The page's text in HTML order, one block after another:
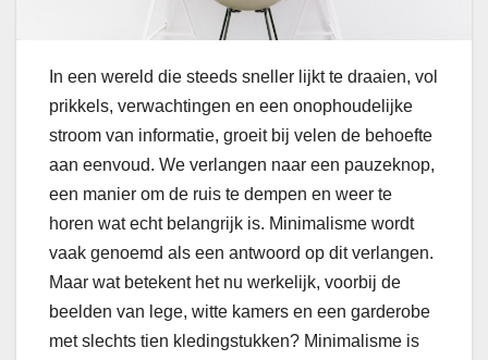
In een wereld die steeds sneller lijkt te draaien, vol
prikkels, verwachtingen en een onophoudelijke
stroom van informatie, groeit bij velen de behoefte
aan eenvoud. We verlangen naar een pauzeknop,
een manier om de ruis te dempen en weer te
horen wat echt belangrijk is. Minimalisme wordt
vaak genoemd als een antwoord op dit verlangen.
Maar wat betekent het nu werkelijk, voorbij de
beelden van lege, witte kamers en een garderobe
met slechts tien kledingstukken? Minimalisme is